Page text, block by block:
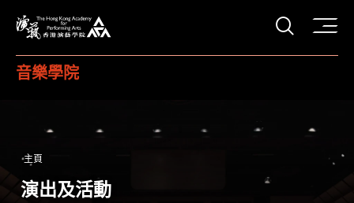
打開
音樂學院
主頁
演出及活動